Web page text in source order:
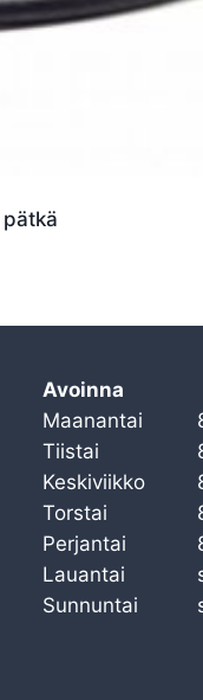
Avoinna
Maanantai
Tiistai
Keskiviikko
Torstai
Perjantai
Lauantai
Sunnuntai